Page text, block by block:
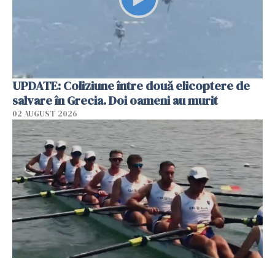
UPDATE: Coliziune între două elicoptere de
salvare în Grecia. Doi oameni au murit
02 AUGUST 2026